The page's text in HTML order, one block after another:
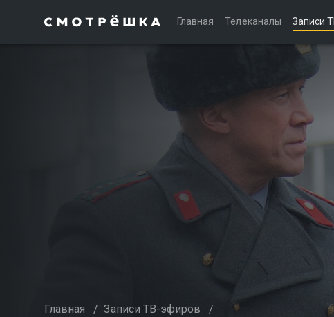
Главная Телеканалы Записи
Главная / Записи ТВ-эфиров /